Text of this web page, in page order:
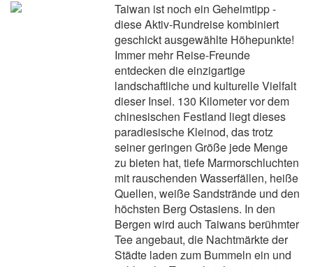
Taiwan ist noch ein Geheimtipp -
diese Aktiv-Rundreise kombiniert
geschickt ausgewählte Höhepunkte!
Immer mehr Reise-Freunde
entdecken die einzigartige
landschaftliche und kulturelle Vielfalt
dieser Insel. 130 Kilometer vor dem
chinesischen Festland liegt dieses
paradiesische Kleinod, das trotz
seiner geringen Größe jede Menge
zu bieten hat, tiefe Marmorschluchten
mit rauschenden Wasserfällen, heiße
Quellen, weiße Sandstrände und den
höchsten Berg Ostasiens. In den
Bergen wird auch Taiwans berühmter
Tee angebaut, die Nachtmärkte der
Städte laden zum Bummeln ein und